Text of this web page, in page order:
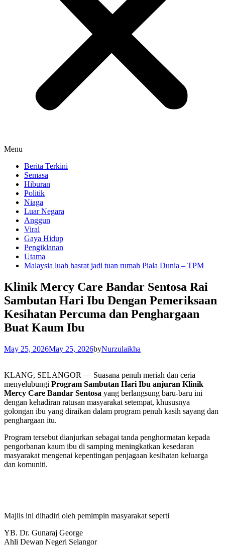
Menu
Berita Terkini
Semasa
Hiburan
Politik
Niaga
Luar Negara
Anggun
Viral
Gaya Hidup
Pengiklanan
Utama
Malaysia luah hasrat jadi tuan rumah Piala Dunia – TPM
Klinik Mercy Care Bandar Sentosa Rai
Sambutan Hari Ibu Dengan Pemeriksaan
Kesihatan Percuma dan Penghargaan
Buat Kaum Ibu
May 25, 2026May 25, 2026byNurzulaikha
KLANG, SELANGOR — Suasana penuh meriah dan ceria
menyelubungi Program Sambutan Hari Ibu anjuran Klinik
Mercy Care Bandar Sentosa yang berlangsung baru-baru ini
dengan kehadiran ratusan masyarakat setempat, khususnya
golongan ibu yang diraikan dalam program penuh kasih sayang dan
penghargaan itu.
Program tersebut dianjurkan sebagai tanda penghormatan kepada
pengorbanan kaum ibu di samping meningkatkan kesedaran
masyarakat mengenai kepentingan penjagaan kesihatan keluarga
dan komuniti.
Majlis ini dihadiri oleh pemimpin masyarakat seperti
YB. Dr. Gunaraj George
Ahli Dewan Negeri Selangor